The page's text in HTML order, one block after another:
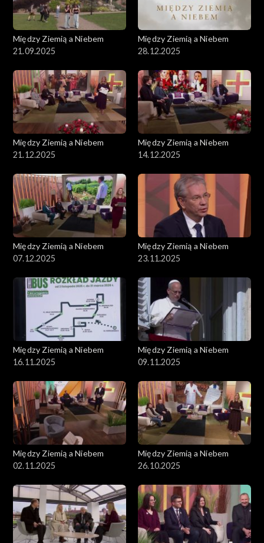
Między Ziemią a Niebem
21.09.2025
Między Ziemią a Niebem
28.12.2025
Między Ziemią a Niebem
21.12.2025
Między Ziemią a Niebem
14.12.2025
Między Ziemią a Niebem
07.12.2025
Między Ziemią a Niebem
23.11.2025
Między Ziemią a Niebem
16.11.2025
Między Ziemią a Niebem
09.11.2025
Między Ziemią a Niebem
02.11.2025
Między Ziemią a Niebem
26.10.2025